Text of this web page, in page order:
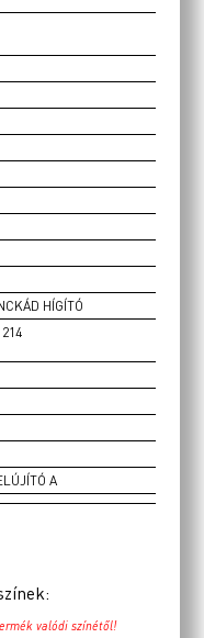
HÍGÍTÓ
A
valódi színétől!